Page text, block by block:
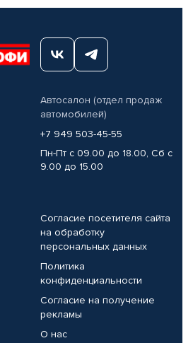
Автосалон (отдел продаж
автомобилей)
+7 949 503-45-55
Пн-Пт с 09.00 до 18.00, Сб с
9.00 до 15.00
Согласие посетителя сайта
на обработку
персональных данных
Политика
конфиденциальности
Согласие на получение
рекламы
О нас